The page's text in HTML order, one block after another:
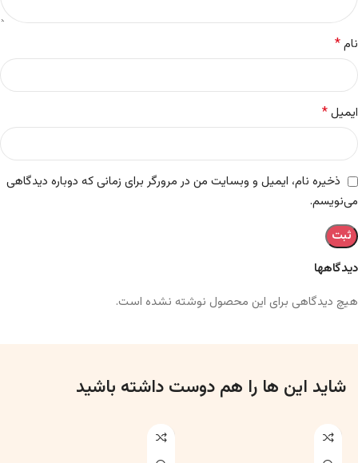
دیدگاهها
هیچ دیدگاهی برای این محصول نوشته نشده است.
نام*
ایمیل*
ذخیره نام، ایمیل و وبسایت من در مرورگر برای زمانی که دوباره دیدگاهی
می‌نویسم.
شاید این ها را هم دوست داشته باشید